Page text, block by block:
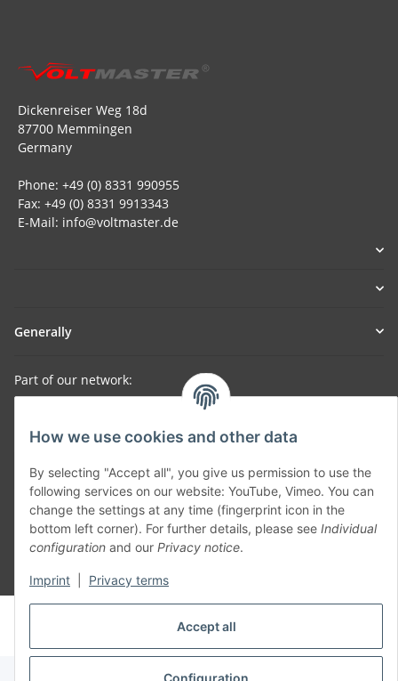
Accept all
How we use cookies and other data
By selecting "Accept all", you give us permission to use the
following services on our website: YouTube, Vimeo. You can
change the settings at any time (fingerprint icon in the
bottom left corner). For further details, please see Individual
configuration and our Privacy notice.
Imprint Privacy terms
Dickenreiser Weg 18d
87700 Memmingen
Germany
Phone: +49 (0) 8331 990955
Fax: +49 (0) 8331 9913343
E-Mail: info@voltmaster.de
Generally
Part of our network:
SmoliTec - Safety. Simplified. Worldwide. ( B2B Shop )
Withdraw contract
* All prices incl. VAT, plus
Powered byJTL-Shop